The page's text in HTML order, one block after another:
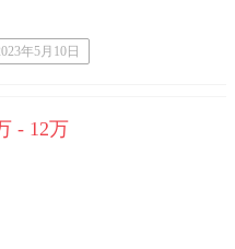
年5月10日
- 12万